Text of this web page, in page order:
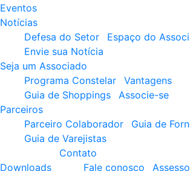
Eventos
Notícias
Defesa do Setor
Espaço do
Envie sua Notícia
Seja um Associado
Programa Constelar
Vantagens
Guia de Shoppings
Associe-se
Parceiros
Parceiro Colaborador
Guia de
Guia de Varejistas
Downloads
Contato
Fale conosco